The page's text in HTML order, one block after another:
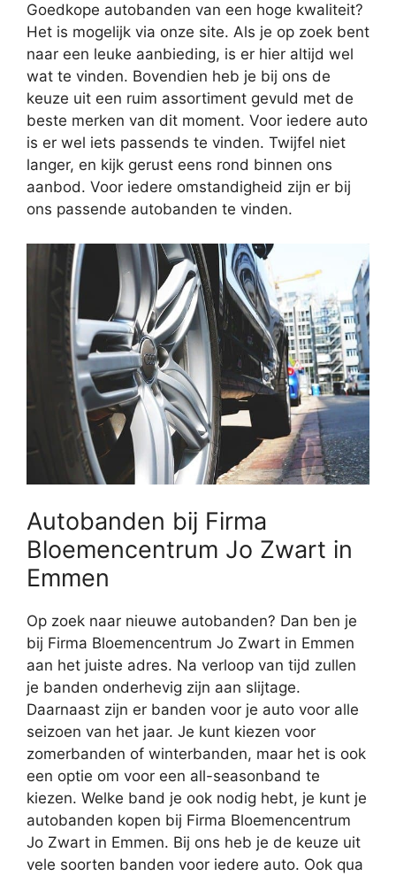
Goedkope autobanden van een hoge kwaliteit?
Het is mogelijk via onze site. Als je op zoek bent
naar een leuke aanbieding, is er hier altijd wel
wat te vinden. Bovendien heb je bij ons de
keuze uit een ruim assortiment gevuld met de
beste merken van dit moment. Voor iedere auto
is er wel iets passends te vinden. Twijfel niet
langer, en kijk gerust eens rond binnen ons
aanbod. Voor iedere omstandigheid zijn er bij
ons passende autobanden te vinden.
Autobanden bij Firma
Bloemencentrum Jo Zwart in
Emmen
Op zoek naar nieuwe autobanden? Dan ben je
bij Firma Bloemencentrum Jo Zwart in Emmen
aan het juiste adres. Na verloop van tijd zullen
je banden onderhevig zijn aan slijtage.
Daarnaast zijn er banden voor je auto voor alle
seizoen van het jaar. Je kunt kiezen voor
zomerbanden of winterbanden, maar het is ook
een optie om voor een all-seasonband te
kiezen. Welke band je ook nodig hebt, je kunt je
autobanden kopen bij Firma Bloemencentrum
Jo Zwart in Emmen. Bij ons heb je de keuze uit
vele soorten banden voor iedere auto. Ook qua